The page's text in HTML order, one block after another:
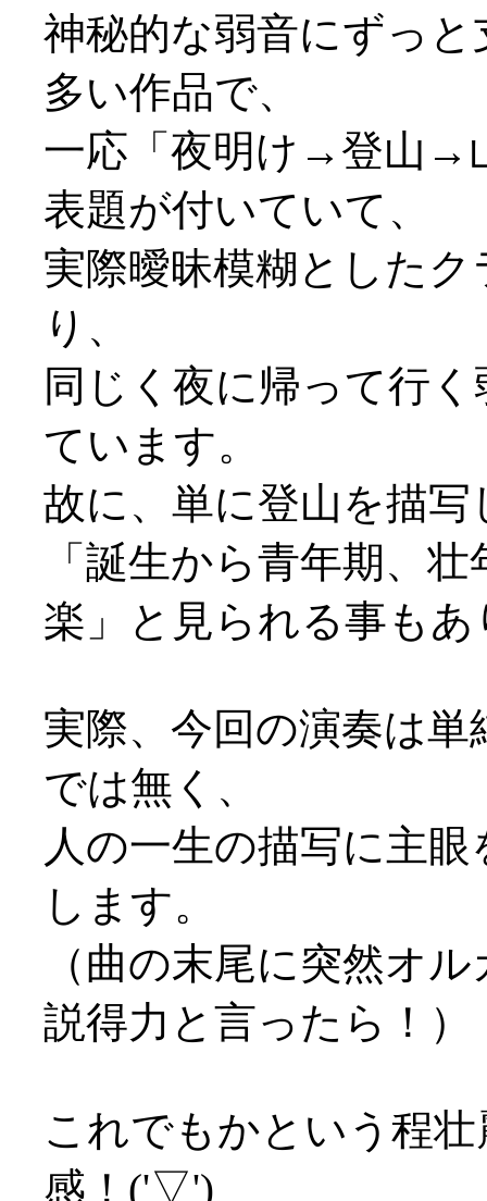
神秘的な弱音にずっ
多い作品で、
一応「夜明け→登山
表題が付いていて、
実際曖昧模糊とした
り、
同じく夜に帰って行
ています。
故に、単に登山を描
「誕生から青年期、
楽」と見られる事も
実際、今回の演奏は
では無く、
人の一生の描写に主
します。
（曲の末尾に突然オ
説得力と言ったら！）
これでもかという程
感！('▽')